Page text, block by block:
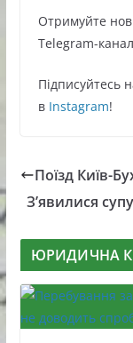
Oтримуйте
Telegram-
Підписуйтесь
в Instagram!
Поїзд Київ-
З’явилися
ЮРИДИЧНА